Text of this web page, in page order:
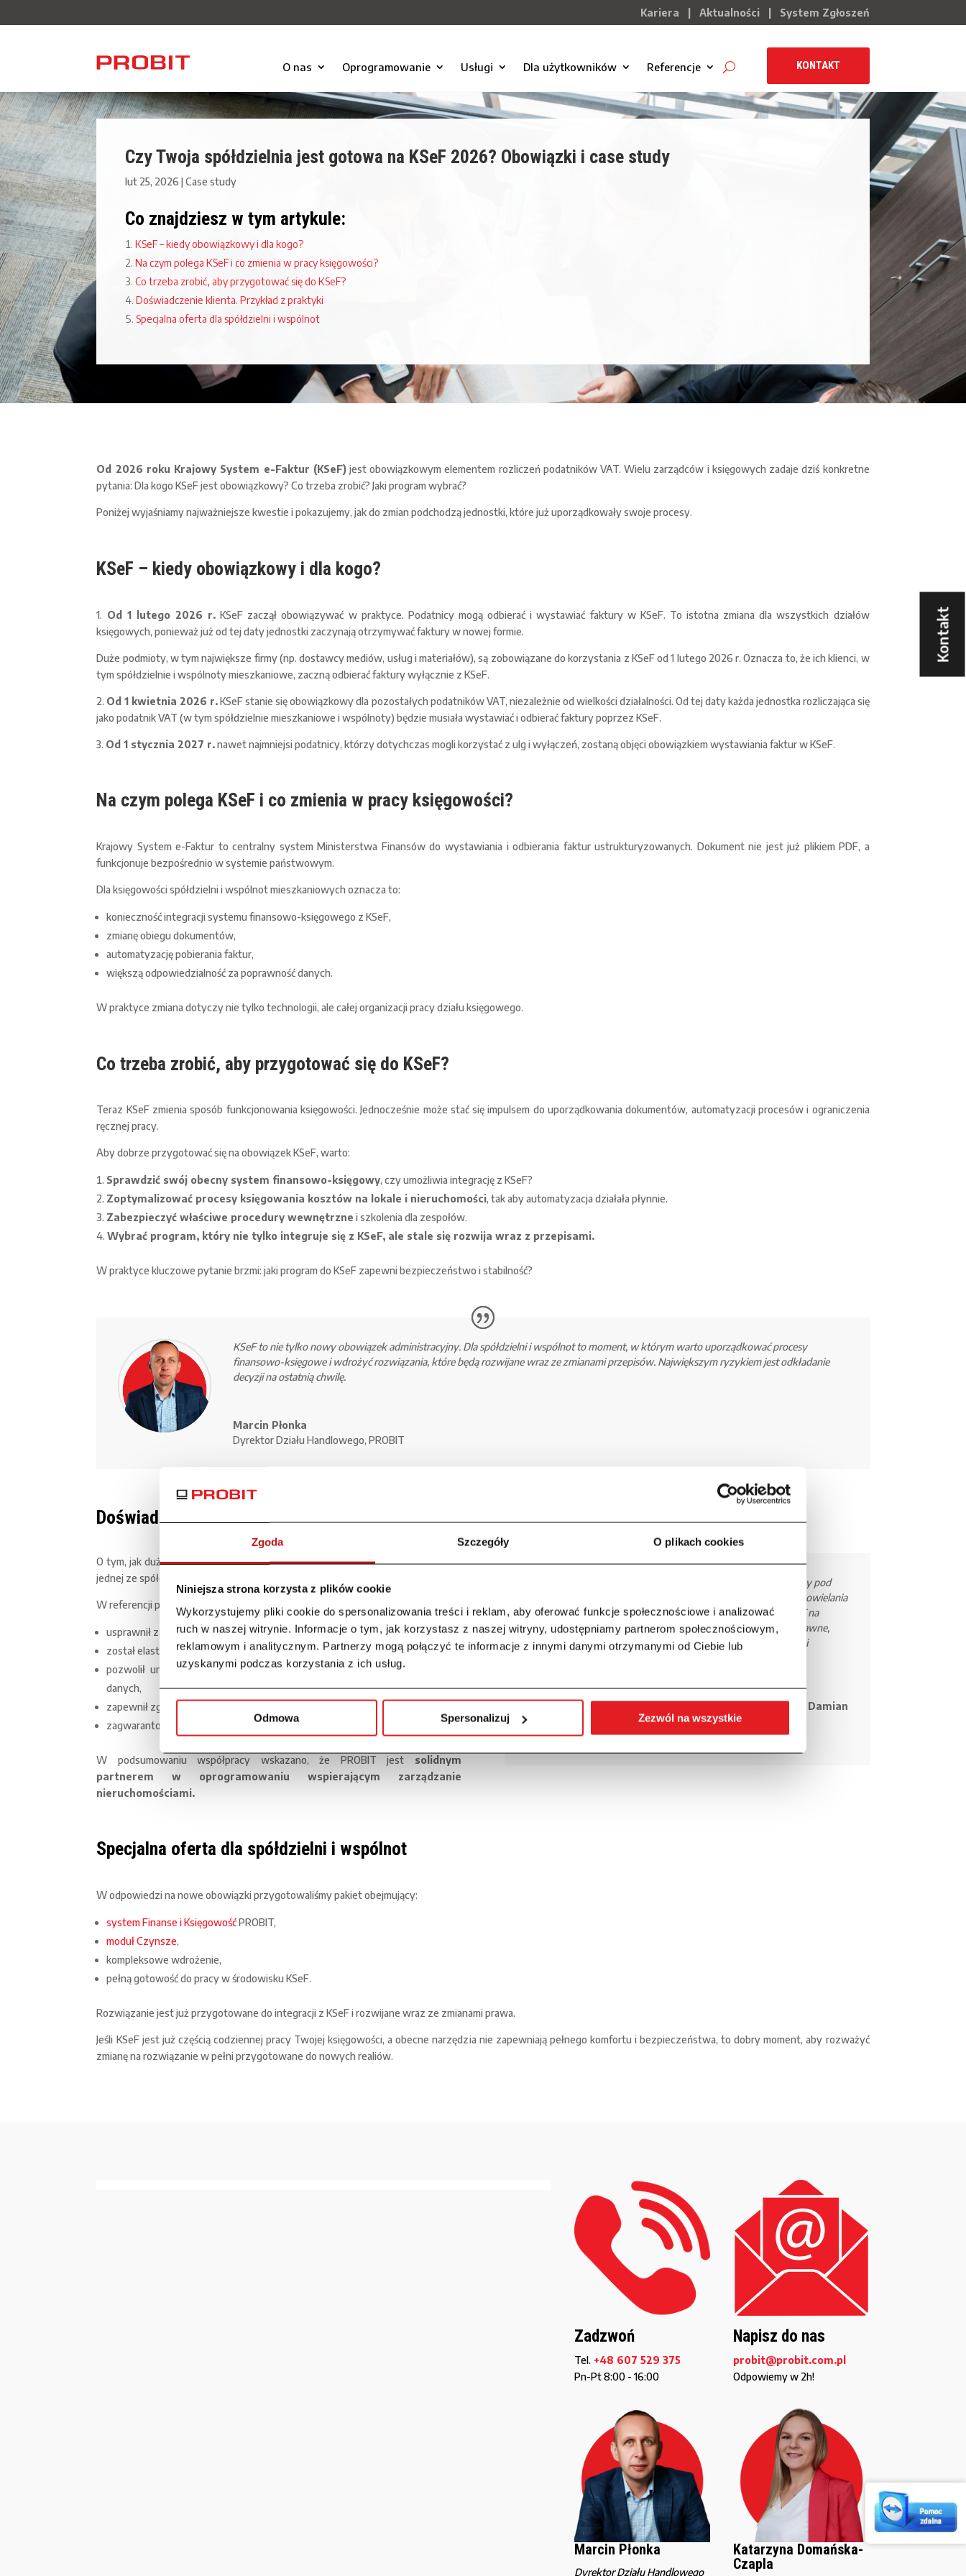
Zgoda Szczegóły O plikach cookies
Niniejsza strona korzysta z plików cookie
Wykorzystujemy pliki cookie do spersonalizowania treści i reklam, aby oferować funkcje społecznościowe i analizować
ruch w naszej witrynie. Informacje o tym, jak korzystasz z naszej witryny, udostępniamy partnerom społecznościowym,
reklamowym i analitycznym. Partnerzy mogą połączyć te informacje z innymi danymi otrzymanymi od Ciebie lub
uzyskanymi podczas korzystania z ich usług.
Odmowa Spersonalizuj Zezwól na wszystkie
Kariera Aktualności| System Zgłoszeń
O nas Oprogramowanie Usługi Dla użytkowników Referencje KONTAKT
Czy Twoja spółdzielnia jest gotowa na KSeF 2026? Obowiązki i case study
lut 25, 2026 |Case study
Co znajdziesz w tym artykule:
KSeF – kiedy obowiązkowy i dla kogo?
Na czym polega KSeF i co zmienia w pracy księgowości?
Co trzeba zrobić, aby przygotować się do KSeF?
Doświadczenie klienta. Przykład z praktyki
Specjalna oferta dla spółdzielni i wspólnot
Od 2026 roku Krajowy System e-Faktur (KSeF)jest obowiązkowym elementem rozliczeń podatników VAT. Wielu zarządców i księgowych zadaje dziś konkretne
pytania: Dla kogo KSeF jest obowiązkowy? Co trzeba zrobić? Jaki program wybrać?
Poniżej wyjaśniamy najważniejsze kwestie i pokazujemy, jak do zmian podchodzą jednostki, które już uporządkowały swoje procesy.
KSeF – kiedy obowiązkowy i dla kogo?
1. Od 1 lutego 2026 r. KSeF zaczął obowiązywać w praktyce. Podatnicy mogą odbierać i wystawiać faktury w KSeF. To istotna zmiana dla wszystkich działów
księgowych, ponieważ już od tej daty jednostki zaczynają otrzymywać faktury w nowej formie.
Duże podmioty, w tym największe firmy (np. dostawcy mediów, usług i materiałów), są zobowiązane do korzystania z KSeF od 1 lutego 2026 r. Oznacza to, że ich klienci, w
tym spółdzielnie i wspólnoty mieszkaniowe, zaczną odbierać faktury wyłącznie z KSeF.
2. Od 1 kwietnia 2026 r.KSeF stanie się obowiązkowy dla pozostałych podatników VAT, niezależnie od wielkości działalności. Od tej daty każda jednostka rozliczająca się
jako podatnik VAT (w tym spółdzielnie mieszkaniowe i wspólnoty) będzie musiała wystawiać i odbierać faktury poprzez KSeF.
3. Od 1 stycznia 2027 r.nawet najmniejsi podatnicy, którzy dotychczas mogli korzystać z ulg i wyłączeń, zostaną objęci obowiązkiem wystawiania faktur w KSeF.
Na czym polega KSeF i co zmienia w pracy księgowości?
Krajowy System e-Faktur to centralny system Ministerstwa Finansów do wystawiania i odbierania faktur ustrukturyzowanych. Dokument nie jest już plikiem PDF, a
funkcjonuje bezpośrednio w systemie państwowym.
Dla księgowości spółdzielni i wspólnot mieszkaniowych oznacza to:
konieczność integracji systemu finansowo-księgowego z KSeF,
zmianę obiegu dokumentów,
automatyzację pobierania faktur,
większą odpowiedzialność za poprawność danych.
W praktyce zmiana dotyczy nie tylko technologii, ale całej organizacji pracy działu księgowego.
Co trzeba zrobić, aby przygotować się do KSeF?
Teraz KSeF zmienia sposób funkcjonowania księgowości. Jednocześnie może stać się impulsem do uporządkowania dokumentów, automatyzacji procesów i ograniczenia
ręcznej pracy.
Aby dobrze przygotować się na obowiązek KSeF, warto:
Sprawdzić swój obecny system finansowo-księgowy, czy umożliwia integrację z KSeF?
Zoptymalizować procesy księgowania kosztów na lokale i nieruchomości, tak aby automatyzacja działała płynnie.
Zabezpieczyć właściwe procedury wewnętrzne i szkolenia dla zespołów.
Wybrać program, który nie tylko integruje się z KSeF, ale stale się rozwija wraz z przepisami.
W praktyce kluczowe pytanie brzmi: jaki program do KSeF zapewni bezpieczeństwo i stabilność?
KSeF to nie tylko nowy obowiązek administracyjny. Dla spółdzielni i wspólnot to moment, w którym warto uporządkować procesy
finansowo-księgowe i wdrożyć rozwiązania, które będą rozwijane wraz ze zmianami przepisów. Największym ryzykiem jest odkładanie
decyzji na ostatnią chwilę.
Marcin Płonka
Dyrektor Działu Handlowego, PROBIT
Doświadczenie klienta. Przykład z praktyki
O tym, jak duże znaczenie ma dobrze dobrany system, świadczy doświadczenie
jednej ze spółdzielni mieszkaniowych, która od lat współpracuje z PROBIT.
W referencji podkreślono, że wdrożony system:
usprawnił zarządzanie procesami i analizę danych,
został elastycznie dopasowany do specyfiki jednostki,
pozwolił uniknąć powielania pracochłonnych czynności przy wprowadzaniu
danych,
zapewnił zgodność z obowiązującymi przepisami,
zagwarantował stałe wsparcie merytoryczne konsultantów.
W podsumowaniu współpracy wskazano, że PROBIT jest solidnym
partnerem w oprogramowaniu wspierającym zarządzanie
nieruchomościami.
Dzięki elastycznej funkcjonalności program został przygotowany pod
nasze wymagania. Moduły są ze sobą zintegrowane, unikamy powielania
niepotrzebnych czynności przy wprowadzaniu danych. PROBIT na
bieżąco reaguje i odpowiada na zmieniające się uregulowania prawne,
dzięki czemu mamy pewność, że działamy zgodnie z aktualnymi
Członek Zarządu Sylwia Pardela, Prezes Zarządu Damian
Ociepka
Spółdzielnia Mieszkaniowa w Łazach
Specjalna oferta dla spółdzielni i wspólnot
W odpowiedzi na nowe obowiązki przygotowaliśmy pakiet obejmujący:
system Finanse i KsięgowośćPROBIT,
moduł Czynsze,
kompleksowe wdrożenie,
pełną gotowość do pracy w środowisku KSeF.
Rozwiązanie jest już przygotowane do integracji z KSeF i rozwijane wraz ze zmianami prawa.
Jeśli KSeF jest już częścią codziennej pracy Twojej księgowości, a obecne narzędzia nie zapewniają pełnego komfortu i bezpieczeństwa, to dobry moment, aby rozważyć
zmianę na rozwiązanie w pełni przygotowane do nowych realiów.
Zadzwoń
Tel. +48 607 529 375
Pn-Pt 8:00 - 16:00
Marcin Płonka
Dyrektor Działu Handlowego
Napisz do nas
probit@probit.com.pl
Odpowiemy w 2h!
Katarzyna Domańska-
Czapla
Kontakt